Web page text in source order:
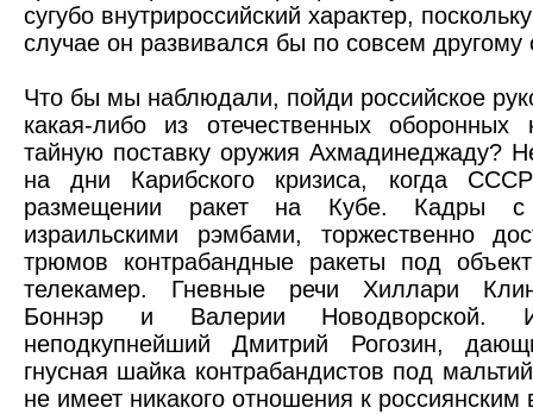
сугубо внутрироссийский характер,
случае он развивался бы по совсем другому
Что бы мы наблюдали, пойди российское
какая-либо из отечественных оборонных
тайную поставку оружия Ахмадинеджаду?
на дни Карибского кризиса, когда
размещении ракет на Кубе. Кадры с
израильскими рэмбами, торжественно
трюмов контрабандные ракеты под
телекамер. Гневные речи Хиллари
Боннэр и Валерии Новодворской.
неподкупнейший Дмитрий Рогозин,
гнусная шайка контрабандистов под
не имеет никакого отношения к россиянским